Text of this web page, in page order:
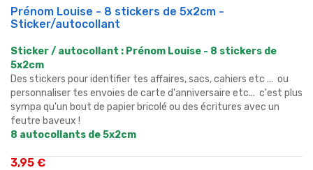
Prénom Louise - 8 stickers de 5x2cm -
Sticker/autocollant
Sticker / autocollant : Prénom Louise - 8 stickers de
5x2cm
Des stickers pour identifier tes affaires, sacs, cahiers etc ... ou
personnaliser tes envoies de carte d'anniversaire etc... c'est plus
sympa qu'un bout de papier bricolé ou des écritures avec un
feutre baveux !
8 autocollants de 5x2cm
3,95 €